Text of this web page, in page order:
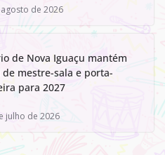
de 2026
de Nova Iguaçu mantém
mestre-sala e porta-
para 2027
julho de 2026